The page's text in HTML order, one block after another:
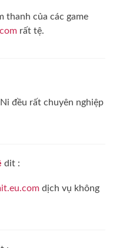
thanh của các game
rất tệ.
đều rất chuyên nghiệp
dit :
dịch vụ không